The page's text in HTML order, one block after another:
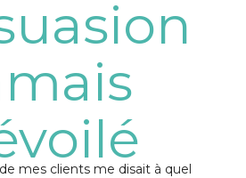
mes clients me disait à quel